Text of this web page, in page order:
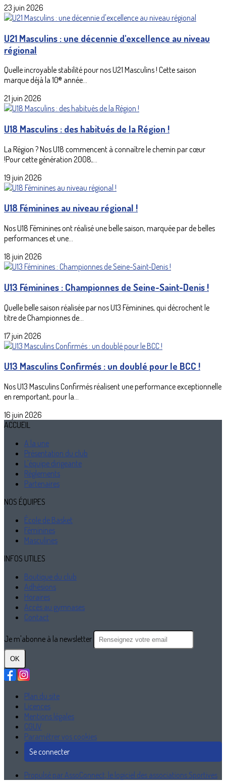
23 juin 2026
U21 Masculins : une décennie d'excellence au niveau
régional
Quelle incroyable stabilité pour nos U21 Masculins ! Cette saison
marque déjà la 10ᵉ année...
21 juin 2026
U18 Masculins : des habitués de la Région !
La Région ? Nos U18 commencent à connaître le chemin par cœur
!Pour cette génération 2008,...
19 juin 2026
U18 Féminines au niveau régional !
Nos U18 Féminines ont réalisé une belle saison, marquée par de belles
performances et une...
18 juin 2026
U13 Féminines : Championnes de Seine-Saint-Denis !
Quelle belle saison réalisée par nos U13 Féminines, qui décrochent le
titre de Championnes de...
17 juin 2026
U13 Masculins Confirmés : un doublé pour le BCC !
Nos U13 Masculins Confirmés réalisent une performance exceptionnelle
en remportant, pour la...
16 juin 2026
ACCUEIL
A la une
Présentation du club
L'équipe dirigeante
Règlements
Partenaires
NOS ÉQUIPES
École de Basket
Féminines
Masculines
INFOS UTILES
Boutique du club
Adhésions
Horaires
Accès au gymnases
Contact
Je m'abonne à la newsletter
OK
Plan du site
Licences
Mentions légales
CGUV
Paramétrer vos cookies
Se connecter
Propulsé par AssoConnect, le logiciel des associations Sportives